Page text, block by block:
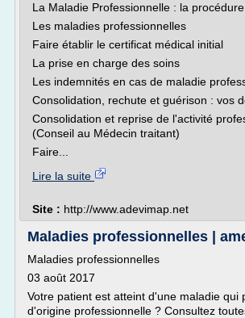
La Maladie Professionnelle : la procédure
Les maladies professionnelles
Faire établir le certificat médical initial
La prise en charge des soins
Les indemnités en cas de maladie
Consolidation, rechute et guérison : vos
Consolidation et reprise de l'activité
(Conseil au Médecin traitant)
Faire...
Lire la suite
Site : http://www.adevimap.net
Maladies professionnelles |
Maladies professionnelles
03 août 2017
Votre patient est atteint d'une maladie qui
d'origine professionnelle ? Consultez